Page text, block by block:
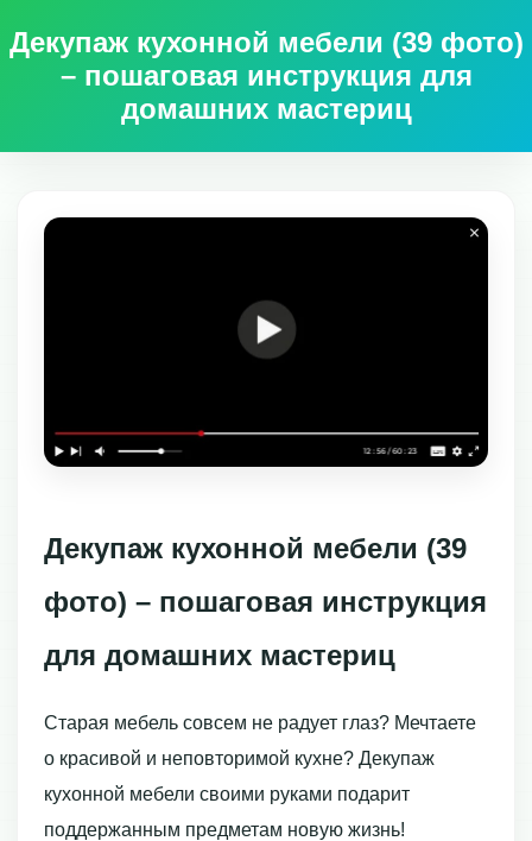
Декупаж кухонной мебели (39 фото)
– пошаговая инструкция для
домашних мастериц
Декупаж кухонной мебели (39
фото) – пошаговая инструкция
для домашних мастериц
Старая мебель совсем не радует глаз? Мечтаете
о красивой и неповторимой кухне? Декупаж
кухонной мебели своими руками подарит
поддержанным предметам новую жизнь!